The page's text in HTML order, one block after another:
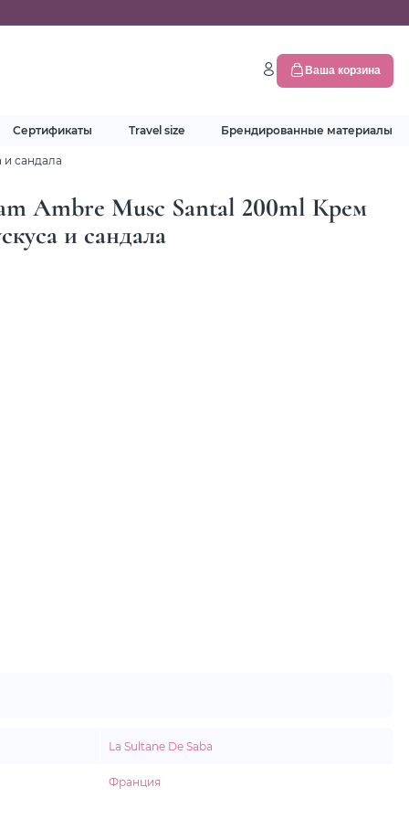
Ваша корзина
Сертификаты Travel size Брендированные материалы
и сандала
Ambre Musc Santal 200ml Крем
и сандала
La Sultane De Saba
Франция